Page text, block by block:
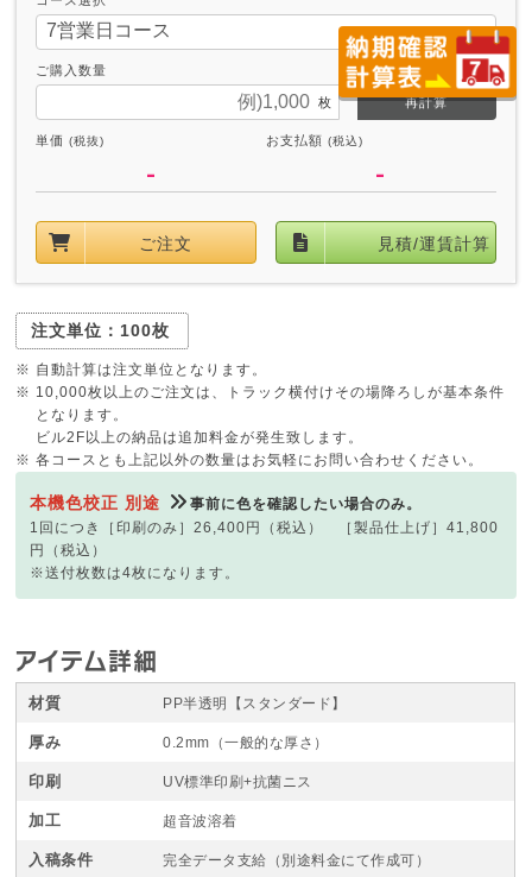
ご購入数量
再計算
単価 (税抜)
-
お支払額 (税込)
-
ご注文 見積/運賃計算
注文単位：100枚
※ 自動計算は注文単位となります。
※ 10,000枚以上のご注文は、トラック横付けその場降ろしが基本条件
となります。
ビル2F以上の納品は追加料金が発生致します。
※ 各コースとも上記以外の数量はお気軽にお問い合わせください。
本機色校正 別途
事前に色を確認したい場合のみ。
1回につき［印刷のみ］26,400円（税込） ［製品仕上げ］41,800
円（税込）
※送付枚数は4枚になります。
アイテム詳細
材質 PP半透明【スタンダード】
厚み 0.2mm（一般的な厚さ）
印刷 UV標準印刷+抗菌ニス
加工 超音波溶着
入稿条件 完全データ支給（別途料金にて作成可）